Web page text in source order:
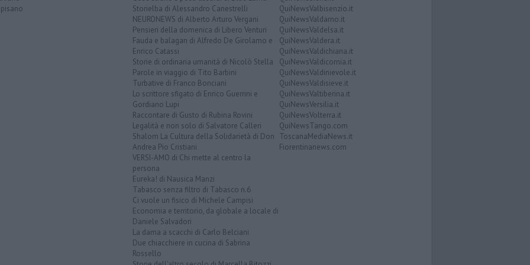
Storielba di Alessandro Canestrelli
NEURONEWS di Alberto Arturo Vergani
Pensieri della domenica di Libero Venturi
Fauda e balagan di Alfredo De Girolamo e
Enrico Catassi
Storie di ordinaria umanità di Nicolò Stella
Parole in viaggio di Tito Barbini
Turbative di Franco Bonciani
Lo scrittore sfigato di Enrico Guerrini e
Gordiano Lupi
Raccontare di Gusto di Rubina Rovini
Legalità e non solo di Salvatore Calleri
Shalom La Cultura della Solidarietà di Don
Andrea Pio Cristiani
VERSI-AMO di Chi mette al centro la
persona
Eureka! di Nausica Manzi
Tabasco senza filtro di Tabasco n.6
Ci vuole un fisico di Michele Campisi
Economia e territorio, da globale a locale di
Daniele Salvadori
La dama a scacchi di Carlo Belciani
Due chiacchiere in cucina di Sabrina
Rossello
QuiNewsValbisenzio.it
QuiNewsValdarno.it
QuiNewsValdelsa.it
QuiNewsValdera.it
QuiNewsValdichiana.it
QuiNewsValdicornia.it
QuiNewsValdinievole.it
QuiNewsValdisieve.it
QuiNewsValtiberina.it
QuiNewsVersilia.it
QuiNewsVolterra.it
QuiNewsTango.com
ToscanaMediaNews.it
Fiorentinanews.com